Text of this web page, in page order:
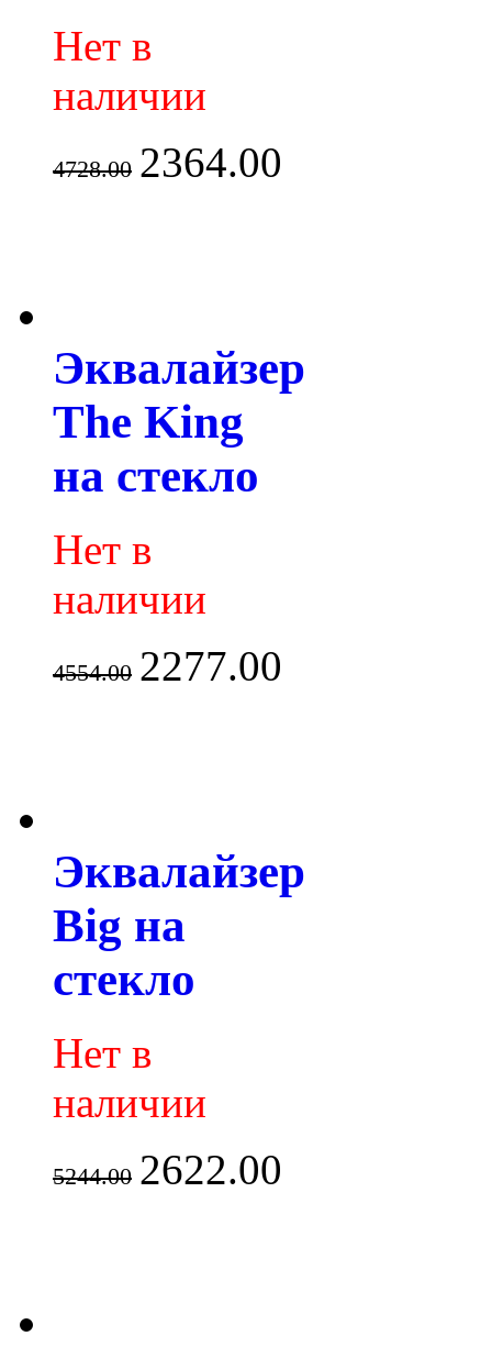
Нет в
наличии
4728.00 2364.00
Эквалайзер
The King
на стекло
Нет в
наличии
4554.00 2277.00
Эквалайзер
Big на
стекло
Нет в
наличии
5244.00 2622.00